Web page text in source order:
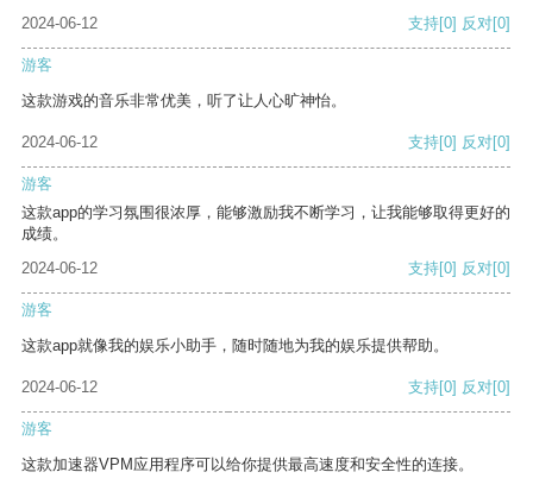
2024-06-12
支持[0] 反对[0]
游客
这款游戏的音乐非常优美，听了让人心旷神怡。
2024-06-12 支持[0] 反对[0]
游客
这款app的学习氛围很浓厚，能够激励我不断学习，让我能够取得更好的
成绩。
2024-06-12
支持[0] 反对[0]
游客
这款app就像我的娱乐小助手，随时随地为我的娱乐提供帮助。
2024-06-12 支持[0] 反对[0]
游客
这款加速器VPM应用程序可以给你提供最高速度和安全性的连接。